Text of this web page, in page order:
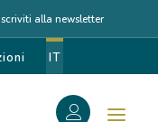
alla newsletter
IT